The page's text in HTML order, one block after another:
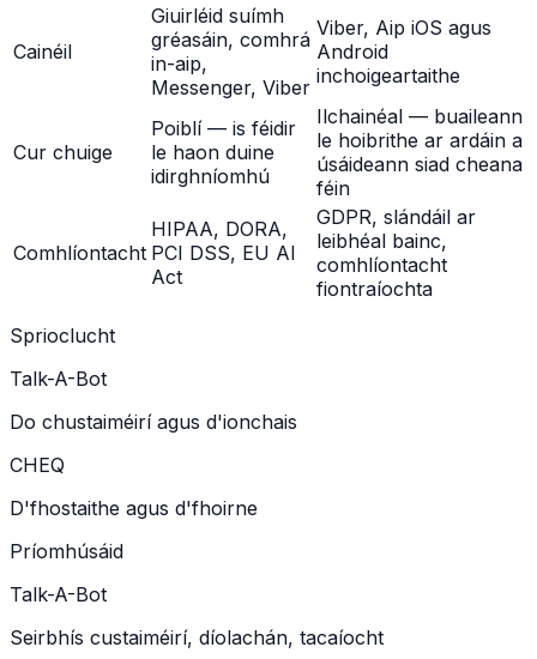
Cainéil
Giuirléid suímh
gréasáin, comhrá
in-aip,
Messenger, Viber
Viber, Aip iOS agus
Android
inchoigeartaithe
Cur chuige
Poiblí — is féidir
le haon duine
idirghníomhú
Ilchainéal — buaileann
le hoibrithe ar ardáin a
úsáideann siad cheana
féin
Comhlíontacht
HIPAA, DORA,
PCI DSS, EU AI
Act
GDPR, slándáil ar
leibhéal bainc,
comhlíontacht
fiontraíochta
Sprioclucht
Talk-A-Bot
Do chustaiméirí agus d'ionchais
CHEQ
D'fhostaithe agus d'fhoirne
Príomhúsáid
Talk-A-Bot
Seirbhís custaiméirí, díolachán, tacaíocht